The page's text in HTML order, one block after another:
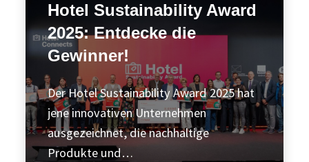
Hotel Sustainability Award
2025: Entdecke die
Gewinner!
Der Hotel Sustainability Award 2025 hat
jene innovativen Unternehmen
ausgezeichnet, die nachhaltige
Produkte und